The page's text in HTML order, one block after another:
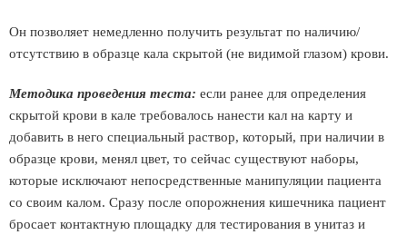
Он позволяет немедленно получить результат по наличию/
отсутствию в образце кала скрытой (не видимой глазом) крови.
Методика проведения теста: если ранее для определения
скрытой крови в кале требовалось нанести кал на карту и
добавить в него специальный раствор, который, при наличии в
образце крови, менял цвет, то сейчас существуют наборы,
которые исключают непосредственные манипуляции пациента
со своим калом. Сразу после опорожнения кишечника пациент
бросает контактную площадку для тестирования в унитаз и